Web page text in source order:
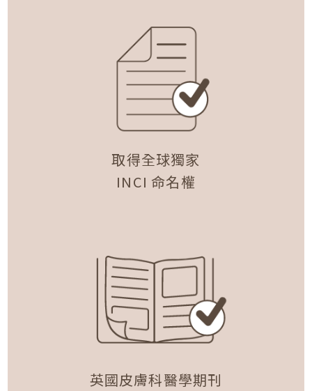
取得全球獨家
INCI 命名權
英國皮膚科醫學期刊